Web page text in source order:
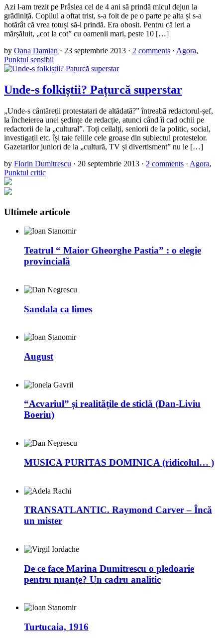
Azi l-am trezit pe Prâslea cel de 4 ani să prindă micul dejun la
grădiniță. Copilul a oftat trist, s-a foit de pe o parte pe alta și s-a
hotărât că vrea totuși să-l prindă. Era obosit. Pentru că ieri a
mărșăluit, „cot la cot” cu oamenii mari, peste 10 […]
by Oana Damian · 23 septembrie 2013 · 2 comments · Agora,
Punktul sensibil
Unde-s folkiștii? Pațurcă superstar
„Unde-s cântăreții protestatari de altădată?” întreabă redactorul-șef,
la încheierea unei ședințe de redacție, atunci când îi cad ochii pe
redactorii de la „cultural”. Toți ceilalți, seniorii de la politic, social,
investigații etc. își taie feliile cele groase din subiectul protestelor.
Gazetarilor juniori de la „cultură, TV și divertisment” nu le […]
by Florin Dumitrescu · 20 septembrie 2013 · 2 comments · Agora,
Punktul critic
Ultimele articole
Teatrul “ Maior Gheorghe Pastia” : o elegie
provincială
Sandala ca limes
August
“Acvariul” și realitățile de sticlă (Dan-Liviu
Boeriu)
MUSICA PURITAS DOMINICA (ridicolul… )
TRANSATLANTIC. Raymond Carver – Încă
un mister
De ce face Marina Dumitrescu o pledoarie
pentru nuanțe? Un cadru analitic
Turtucaia, 1916